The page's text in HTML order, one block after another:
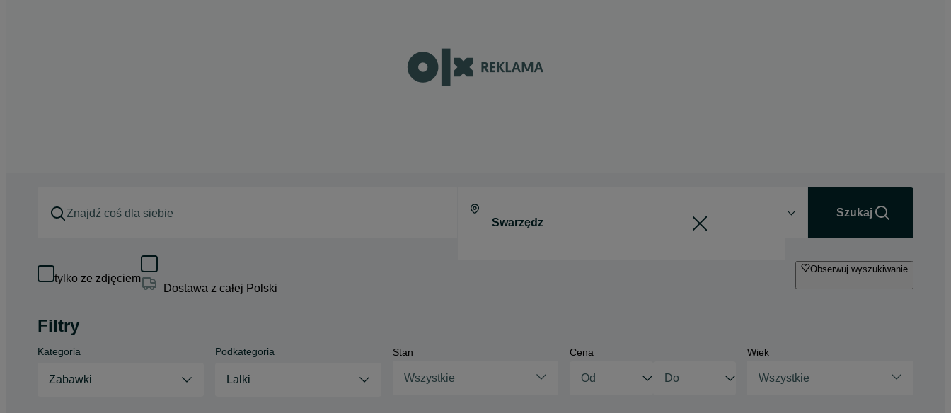
Szukaj
tylko ze zdjęciem
Dostawa z całej Polski
Obserwuj wyszukiwanie
Filtry
Kategoria
Zabawki
Podkategoria
Lalki
Stan
Wszystkie
Cena Wiek
Wszystkie